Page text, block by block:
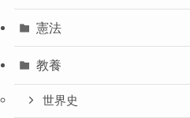
憲法
教養
世界史